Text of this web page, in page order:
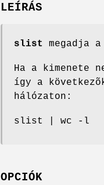
LEÍRÁS
slist megadja
Ha a kimenete
így a
hálózaton:
slist | wc -l
OPCIÓK